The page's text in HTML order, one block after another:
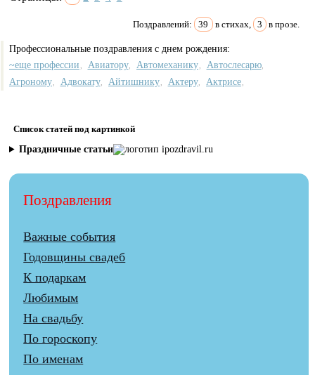
Поздравлений: 39 в стихах, 3 в прозе.
Профессиональные поздравления с днем рождения:
~еще профессии
Авиатору Автомеханику Автослесарю
Агроному Адвокату Айтишнику Актеру Актрисе
Список статей под картинкой
Праздничные статьи
Поздравления
Важные события
Годовщины свадеб
К подаркам
Любимым
На свадьбу
По гороскопу
По именам